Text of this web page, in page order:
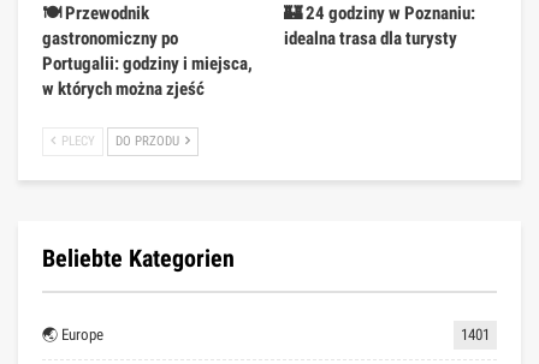
🍽️ Przewodnik
gastronomiczny po
Portugalii: godziny i miejsca,
w których można zjeść
🏰 24 godziny w Poznaniu:
idealna trasa dla turysty
PLECY DO PRZODU
Beliebte Kategorien
🌏 Europe 1401